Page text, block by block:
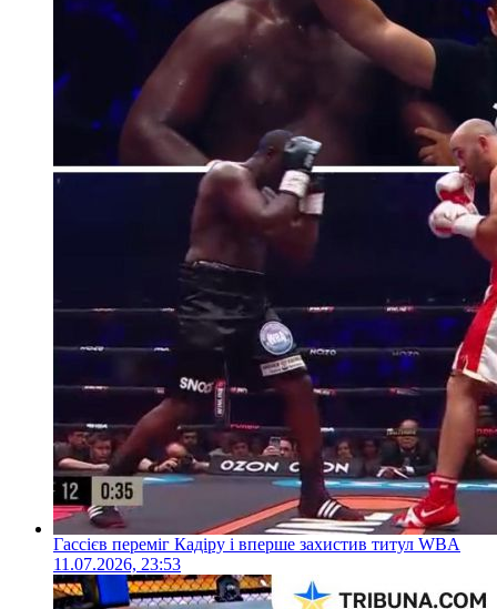
Гассієв переміг Кадіру і вперше захистив титул WBA
11.07.2026, 23:53